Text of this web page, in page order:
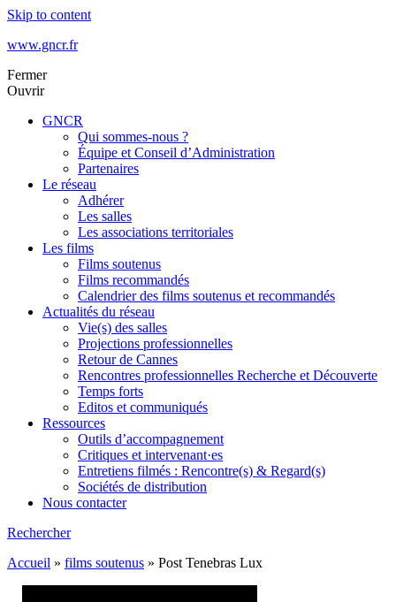
Skip to content
www.gncr.fr
Fermer
Ouvrir
GNCR
Qui sommes-nous ?
Équipe et Conseil d’Administration
Partenaires
Le réseau
Adhérer
Les salles
Les associations territoriales
Les films
Films soutenus
Films recommandés
Calendrier des films soutenus et recommandés
Actualités du réseau
Vie(s) des salles
Projections professionnelles
Retour de Cannes
Rencontres professionnelles Recherche et Découverte
Temps forts
Editos et communiqués
Ressources
Outils d’accompagnement
Critiques et intervenant·es
Entretiens filmés : Rencontre(s) & Regard(s)
Sociétés de distribution
Nous contacter
Rechercher
Accueil » films soutenus » Post Tenebras Lux